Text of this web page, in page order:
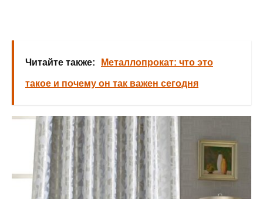
Читайте также: Металлопрокат: что это
такое и почему он так важен сегодня